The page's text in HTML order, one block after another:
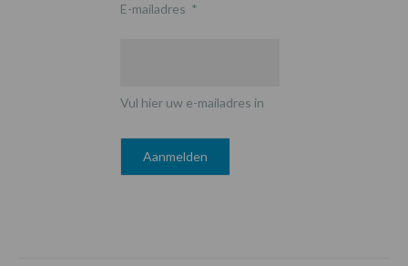
E-mailadres *
Vul hier uw e-mailadres in